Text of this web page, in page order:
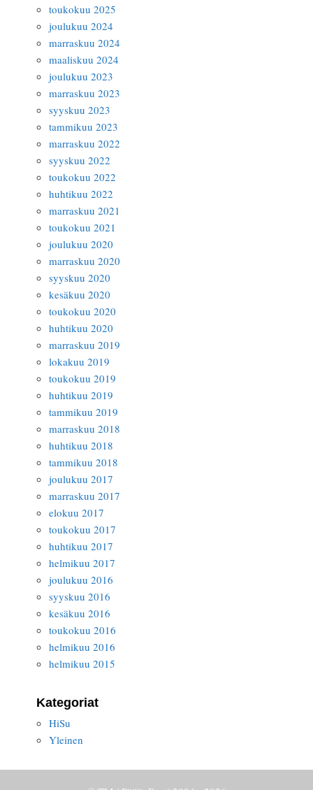
toukokuu 2025
joulukuu 2024
marraskuu 2024
maaliskuu 2024
joulukuu 2023
marraskuu 2023
syyskuu 2023
tammikuu 2023
marraskuu 2022
syyskuu 2022
toukokuu 2022
huhtikuu 2022
marraskuu 2021
toukokuu 2021
joulukuu 2020
marraskuu 2020
syyskuu 2020
kesäkuu 2020
toukokuu 2020
huhtikuu 2020
marraskuu 2019
lokakuu 2019
toukokuu 2019
huhtikuu 2019
tammikuu 2019
marraskuu 2018
huhtikuu 2018
tammikuu 2018
joulukuu 2017
marraskuu 2017
elokuu 2017
toukokuu 2017
huhtikuu 2017
helmikuu 2017
joulukuu 2016
syyskuu 2016
kesäkuu 2016
toukokuu 2016
helmikuu 2016
helmikuu 2015
Kategoriat
HiSu
Yleinen